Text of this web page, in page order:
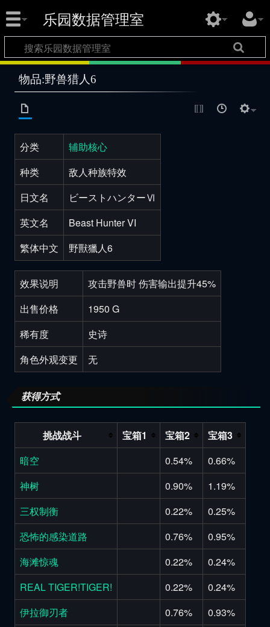
乐园数据管理室
物品:野兽猎人6
效果说明
攻击野兽时 伤害输出提升45%
出售价格
1950 G
稀有度
史诗
角色外观变更
无
分类
辅助核心
种类
敌人种族特效
日文名
ビーストハンターⅥ
英文名
Beast Hunter VI
繁体中文
野獸獵人6
获得方式
挑战战斗 宝箱1 宝箱2
宝箱3
暗空
0.54%
0.66%
神树
0.90%
1.19%
三权制衡
0.22%
0.25%
恐怖的感染道路
0.76%
0.95%
海滩惊魂
0.22%
0.24%
REAL TIGER!TIGER!
0.22%
0.24%
伊拉御刃者
0.76%
0.93%